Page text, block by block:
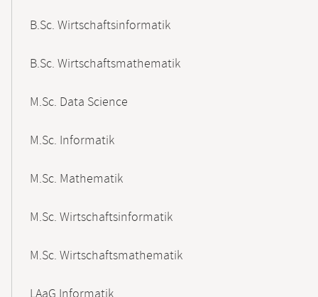
B.Sc. Wirtschaftsinformatik
B.Sc. Wirtschaftsmathematik
M.Sc. Data Science
M.Sc. Informatik
M.Sc. Mathematik
M.Sc. Wirtschaftsinformatik
M.Sc. Wirtschaftsmathematik